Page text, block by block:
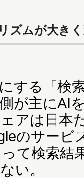
ズムが大き
する「検
が主にAI
アは日本
のサービ
て検索結
い。